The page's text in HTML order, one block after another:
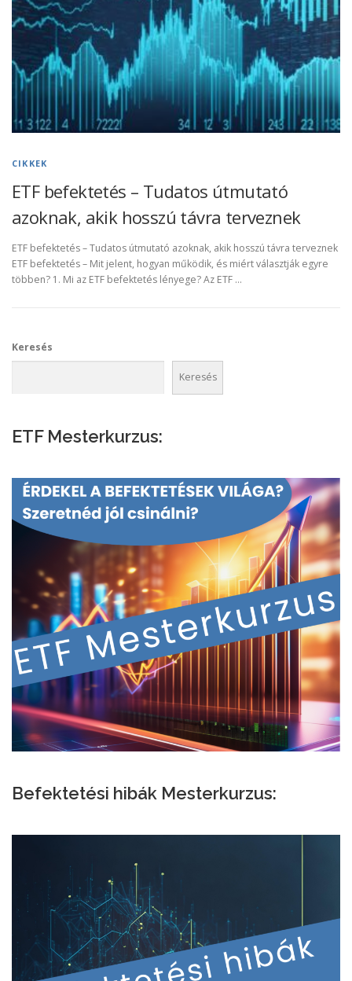
CIKKEK
ETF befektetés – Tudatos útmutató
azoknak, akik hosszú távra terveznek
ETF befektetés – Tudatos útmutató azoknak, akik hosszú távra terveznek
ETF befektetés – Mit jelent, hogyan működik, és miért választják egyre
többen? 1. Mi az ETF befektetés lényege? Az ETF …
Keresés
Keresés
ETF Mesterkurzus:
Befektetési hibák Mesterkurzus: